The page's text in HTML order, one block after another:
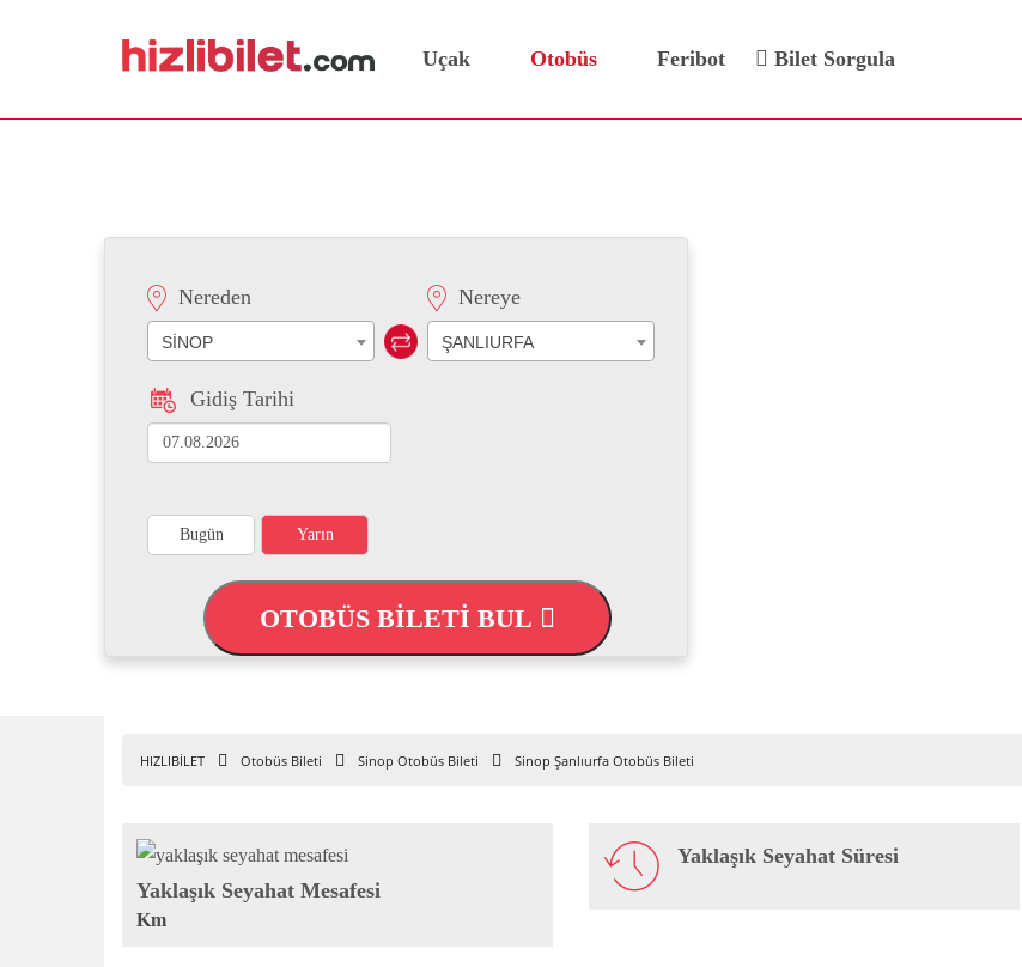
Uçak Otobüs Feribot Bilet Sorgula
Nereden
SİNOP
Nereye
ŞANLIURFA
Gidiş Tarihi
Bugün Yarın
OTOBÜS BİLETİ BUL
HIZLIBİLET Otobüs Bileti Sinop Otobüs Bileti Sinop Şanlıurfa Otobüs Bileti
Yaklaşık Seyahat Mesafesi
Km
Yaklaşık Seyahat Süresi